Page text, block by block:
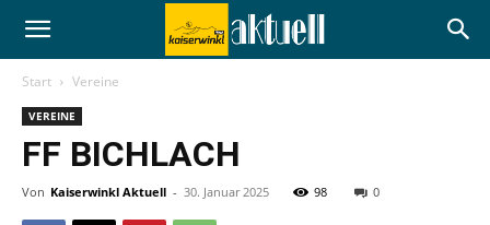
Start Vereine
VEREINE
FF BICHLACH
Von Kaiserwinkl Aktuell - 30. Januar 2025 98 0